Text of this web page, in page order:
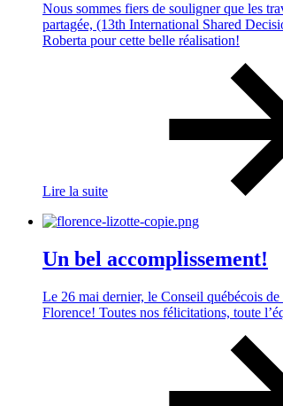
Nous sommes fiers de souligner que les
partagée, (13th International Shared
Roberta pour cette belle réalisation!
Lire la suite
Un bel accomplissement!
Le 26 mai dernier, le Conseil québécois
Florence! Toutes nos félicitations, toute